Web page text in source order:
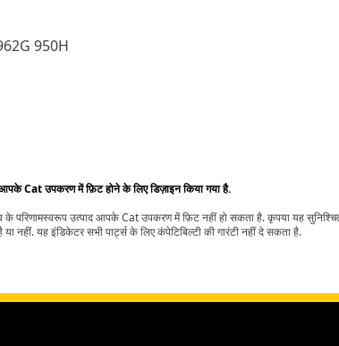
950H
Cat उपकरण में फ़िट होने के लिए डिज़ाइन किया गया है.
के परिणामस्वरूप उत्पाद आपके Cat उपकरण में फ़िट नहीं हो सकता है. कृपया यह
नहीं. यह इंडिकेटर सभी पार्ट्स के लिए कंपेटिबिल्टी की गारंटी नहीं दे सकता है.